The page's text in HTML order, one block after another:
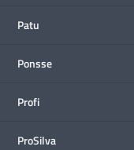
Patu
Ponsse
Profi
ProSilva